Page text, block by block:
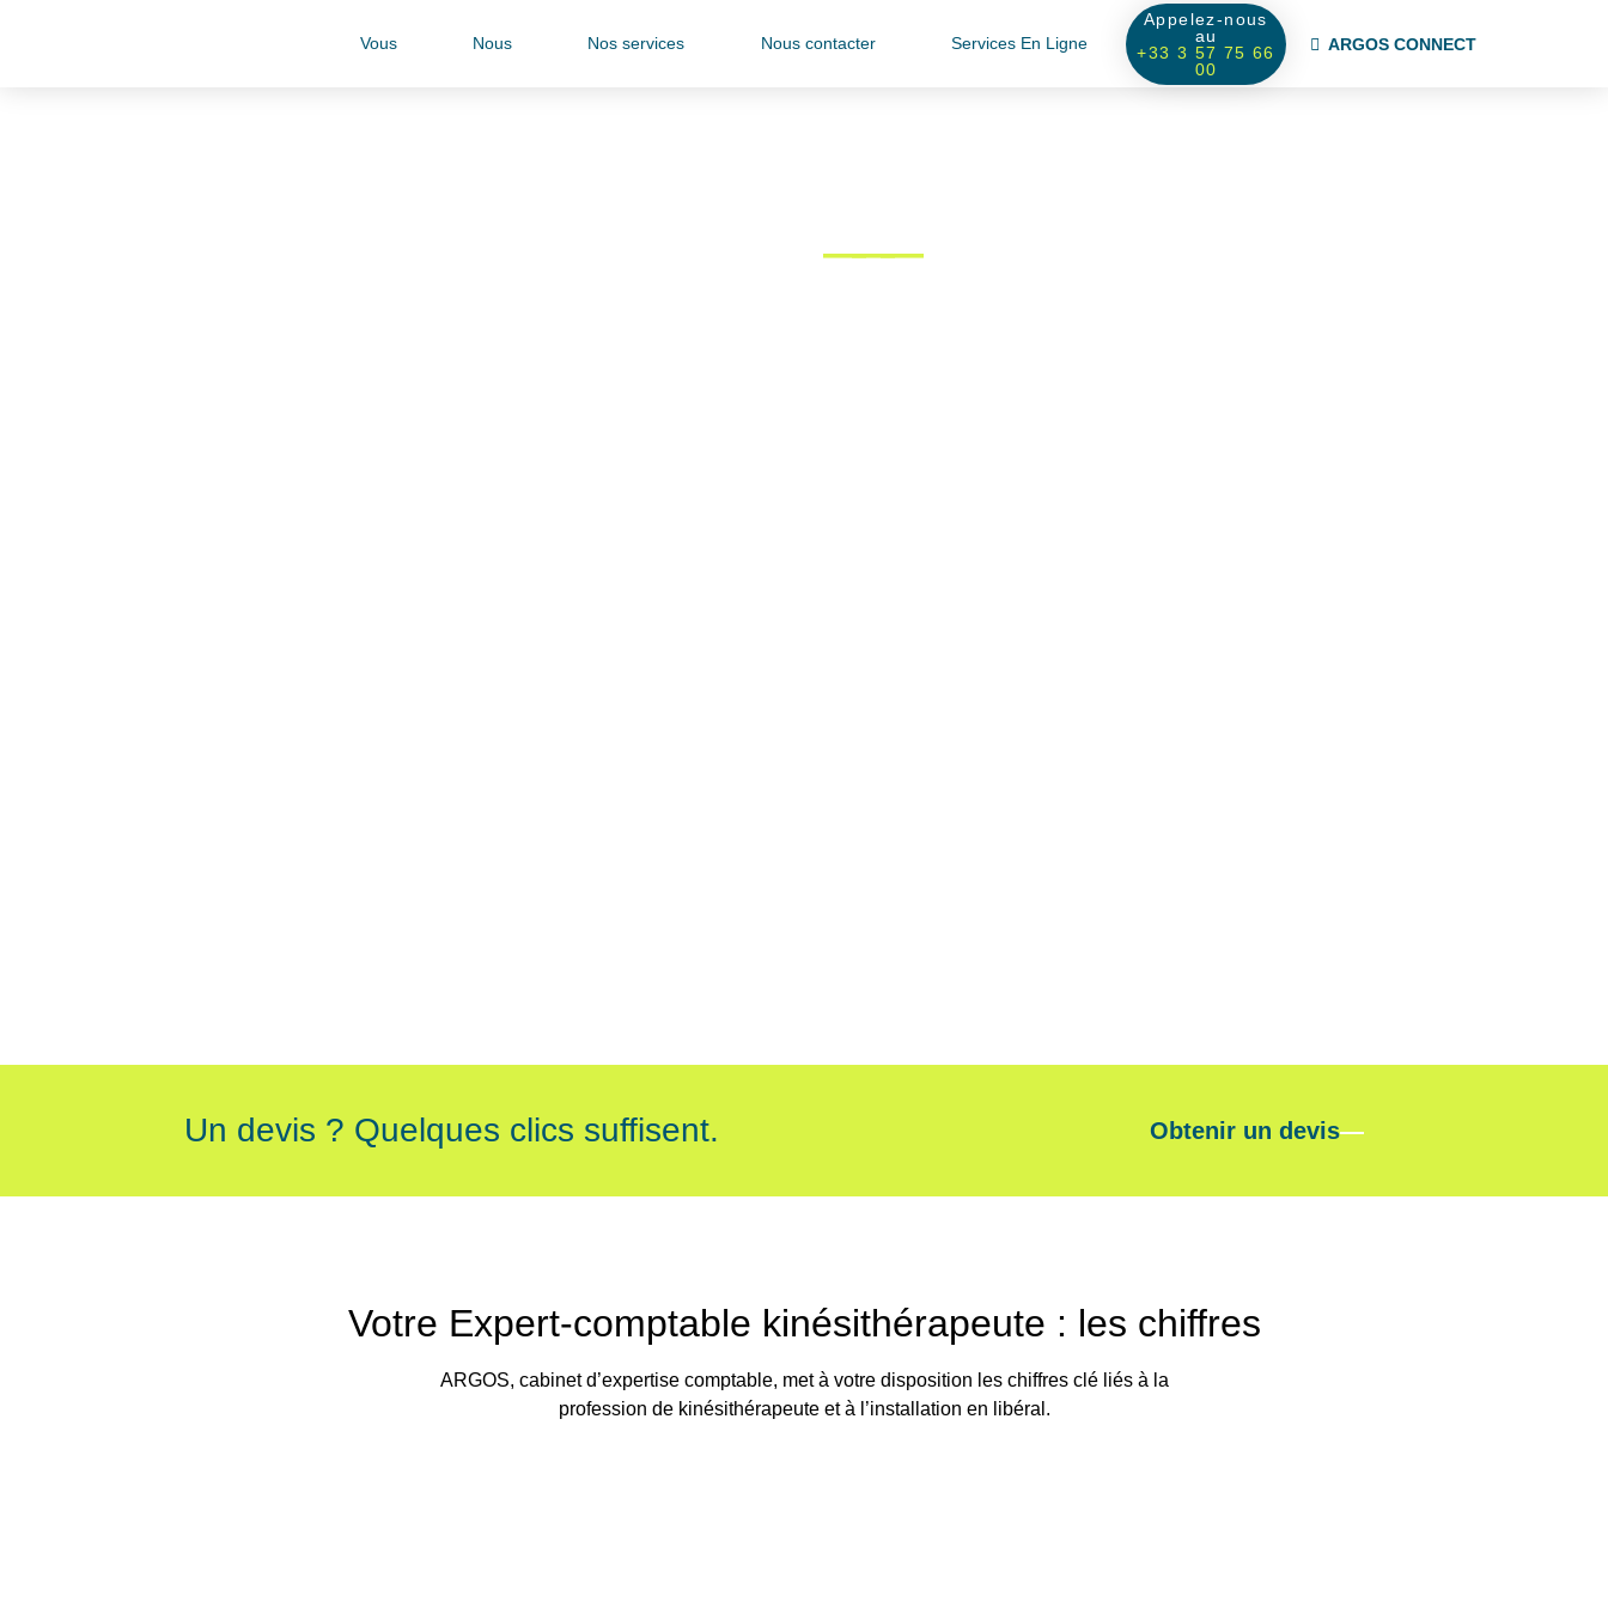
Vous Nous Nos services Nous contacter Services En Ligne
Appelez-nous
au
+33 3 57 75 66
00
ARGOS CONNECT
―――Kinésithérapeute
Un devis ? Quelques clics suffisent. Obtenir un devis—
Votre Expert-comptable kinésithérapeute : les chiffres
ARGOS, cabinet d’expertise comptable, met à votre disposition les chiffres clé liés à la
profession de kinésithérapeute et à l’installation en libéral.